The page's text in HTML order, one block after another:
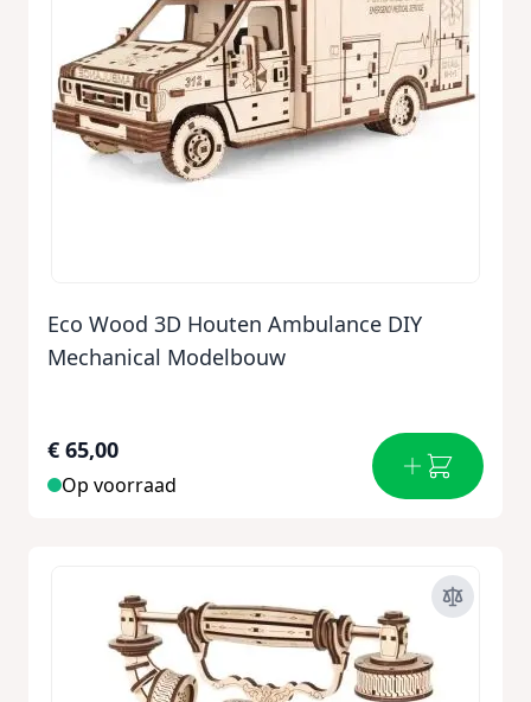
Eco Wood 3D Houten Ambulance DIY
Mechanical Modelbouw
€ 65,00
Op voorraad